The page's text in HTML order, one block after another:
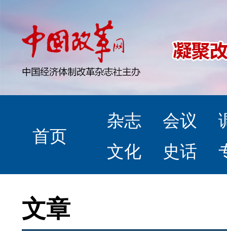
首页
杂志 会议
文化
史话
文章